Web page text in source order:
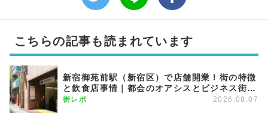
こちらの記事も読まれています
新宿御苑前駅（新宿区）で店舗開業！街の特徴
と飲食店事情｜都会のオアシスとビジネス街が
調和する優雅な街
街レポ 2026.08.07